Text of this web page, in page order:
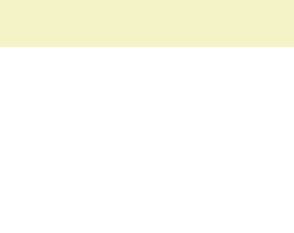
en faveur d’un environnement